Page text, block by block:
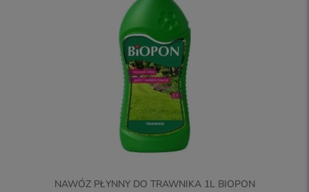
NAWÓZ PŁYNNY DO TRAWNIKA 1L BIOPON